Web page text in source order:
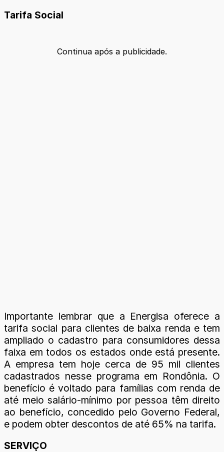
Tarifa Social
Continua após a publicidade.
Importante lembrar que a Energisa oferece a
tarifa social para clientes de baixa renda e tem
ampliado o cadastro para consumidores dessa
faixa em todos os estados onde está presente.
A empresa tem hoje cerca de 95 mil clientes
cadastrados nesse programa em Rondônia. O
benefício é voltado para famílias com renda de
até meio salário-mínimo por pessoa têm direito
ao benefício, concedido pelo Governo Federal,
e podem obter descontos de até 65% na tarifa.
SERVIÇO